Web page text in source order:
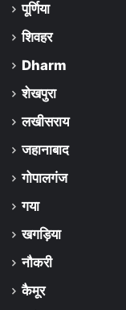
पूर्णिया
शिवहर
Dharm
शेखपुरा
लखीसराय
जहानाबाद
गोपालगंज
गया
खगड़िया
नौकरी
कैमूर